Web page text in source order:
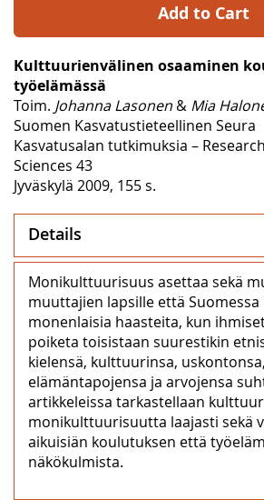
Add to Cart
Kulttuurienvälinen osaaminen
työelämässä
Toim. Johanna Lasonen & Mia
Suomen Kasvatustieteellinen Seura
Kasvatusalan tutkimuksia –
Sciences 43
Jyväskylä 2009, 155 s.
Details
Monikulttuurisuus asettaa sekä
muuttajien lapsille että Suomessa
monenlaisia haasteita, kun
poiketa toisistaan suurestikin
kielensä, kulttuurinsa, uskontonsa,
elämäntapojensa ja arvojensa
artikkeleissa tarkastellaan
monikulttuurisuutta laajasti sekä
aikuisiän koulutuksen että
näkökulmista.